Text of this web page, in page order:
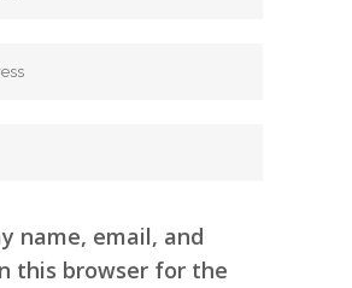
name, email, and
this browser for the